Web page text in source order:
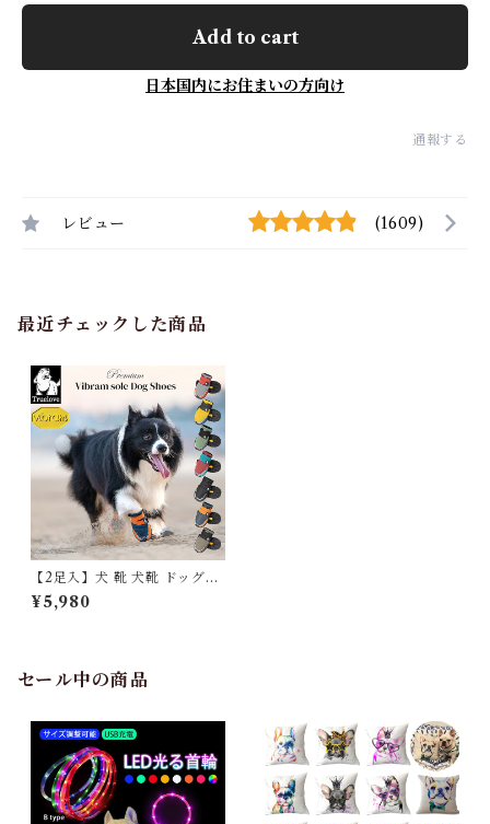
Add to cart
日本国内にお住まいの方向け
通報する
レビュー (1609)
最近チェックした商品
【2足入】犬 靴 犬靴 ドッグシ
ューズ Vibramソール ヴィブ
ラムソール 軽量 柔らかい メッ
介護 足 怪我防止 小型犬 中型
犬 大型犬 シニア ケア Truelo
¥5,980
セール中の商品